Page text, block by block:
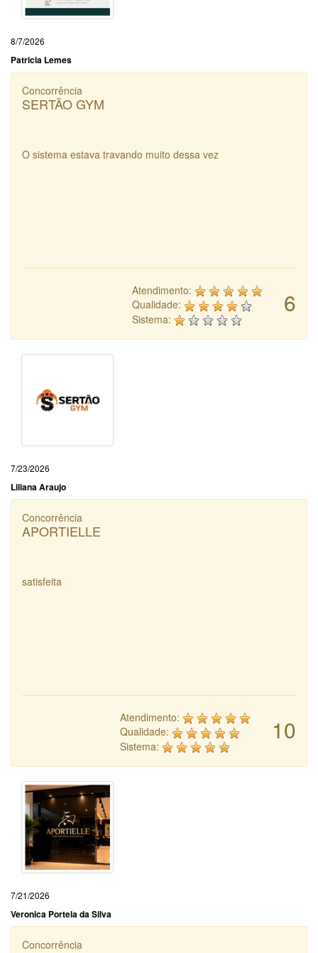
8/7/2026
Patricia Lemes
Concorrência
SERTÃO GYM
O sistema estava travando muito dessa vez
6
Atendimento:
Qualidade:
Sistema:
7/23/2026
Liliana Araujo
Concorrência
APORTIELLE
satisfeita
10
Atendimento:
Qualidade:
Sistema:
7/21/2026
Veronica Portela da Silva
Concorrência